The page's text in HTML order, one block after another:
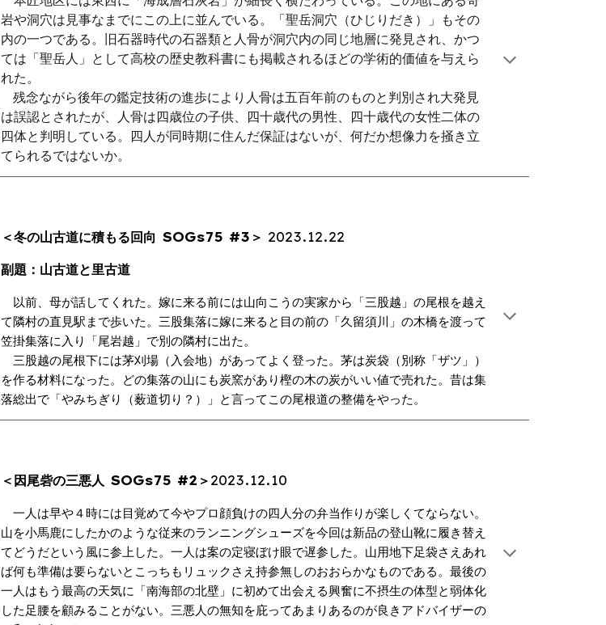
岩や洞穴は見事なまでにこの上に並んでいる。「聖岳洞穴（ひじりだき）」もその
内の一つである。旧石器時代の石器類と人骨が洞穴内の同じ地層に発見され、かつ
ては「聖岳人」として高校の歴史教科書にも掲載されるほどの学術的価値を与えら
れた。
残念ながら後年の鑑定技術の進歩により人骨は五百年前のものと判別され大発見
は誤認とされたが、人骨は四歳位の子供、四十歳代の男性、四十歳代の女性二体の
四体と判明している。四人が同時期に住んだ保証はないが、何だか想像力を掻き立
てられるではないか。
＜冬の山古道に積もる回向 SOGs75 #3＞ 2023.12.22
副題：山古道と里古道
以前、母が話してくれた。嫁に来る前には山向こうの実家から「三股越」の尾根を越え
て隣村の直見駅まで歩いた。三股集落に嫁に来ると目の前の「久留須川」の木橋を渡って
笠掛集落に入り「尾岩越」で別の隣村に出た。
三股越の尾根下には茅刈場（入会地）があってよく登った。茅は炭袋（別称「ザツ」）
を作る材料になった。どの集落の山にも炭窯があり樫の木の炭がいい値で売れた。昔は集
落総出で「やみちぎり（薮道切り？）」と言ってこの尾根道の整備をやった。
＜因尾砦の三悪人 SOGs75 #2＞ 2023.12.10
一人は早や４時には目覚めて今やプロ顔負けの四人分の弁当作りが楽しくてならない。
山を小馬鹿にしたかのような従来のランニングシューズを今回は新品の登山靴に履き替え
てどうだという風に参上した。一人は案の定寝ぼけ眼で遅参した。山用地下足袋さえあれ
ば何も準備は要らないとこっちもリュックさえ持参無しのおおらかなものである。最後の
一人はもう最高の天気に「南海部の北壁」に初めて出会える興奮に不摂生の体型と弱体化
した足腰を顧みることがない。三悪人の無知を庇ってあまりあるのが良きアドバイザーの